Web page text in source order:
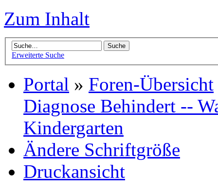
Zum Inhalt
Erweiterte Suche
Portal » Foren-Übersicht
Diagnose Behindert --
Kindergarten
Ändere Schriftgröße
Druckansicht